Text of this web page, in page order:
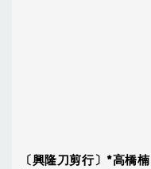
〔興隆刀剪行〕*高橋楠